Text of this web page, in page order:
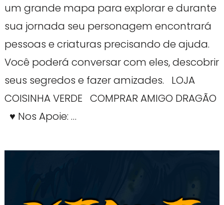
um grande mapa para explorar e durante
sua jornada seu personagem encontrará
pessoas e criaturas precisando de ajuda.
Você poderá conversar com eles, descobrir
seus segredos e fazer amizades. LOJA
COISINHA VERDE COMPRAR AMIGO DRAGÃO
♥ Nos Apoie: …